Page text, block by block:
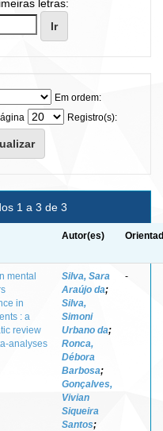
letras:
Em ordem:
Registro(s):
1 a 3 de 3
Autor(es)
mental
in
: a
review
analyses
Silva, Sara
Araújo da;
Silva,
Simoni
Urbano da;
Ronca,
Débora
Barbosa;
Gonçalves,
Vivian
Siqueira
Santos;
-